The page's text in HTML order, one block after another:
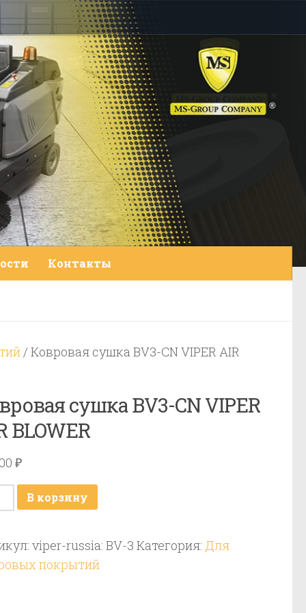
Контакты
/ Ковровая сушка BV3-CN VIPER AIR
сушка BV3-CN VIPER
BLOWER
₽
В корзину
viper-russia: BV-3 Категория: Для
покрытий